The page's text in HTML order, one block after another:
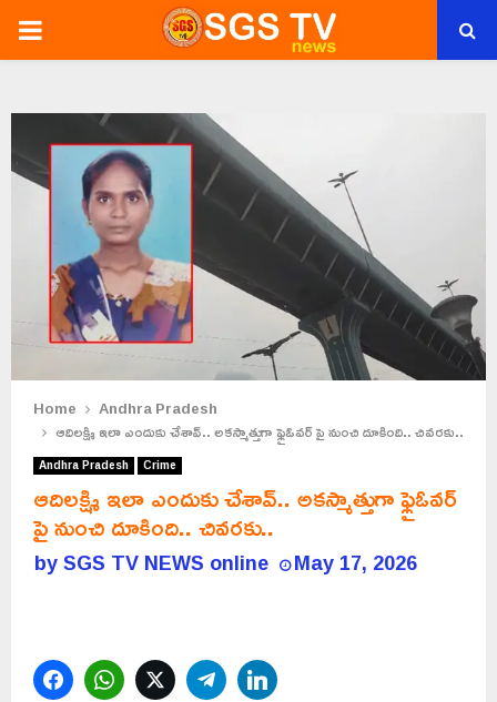
PRIMARY
Home
Andhra Pradesh
ఆదిలక్ష్మి ఇలా ఎందుకు చేశావ్.. అకస్మాత్తుగా ఫ్లైఓవర్ పై నుంచి దూకింది.. చివరకు..
Andhra Pradesh Crime
ఆదిలక్ష్మి ఇలా ఎందుకు చేశావ్.. అకస్మాత్తుగా ఫ్లైఓవర్
పై నుంచి దూకింది.. చివరకు..
bySGS TV NEWS online May 17, 2026
FacebookWhatsAppTwitterTelegram